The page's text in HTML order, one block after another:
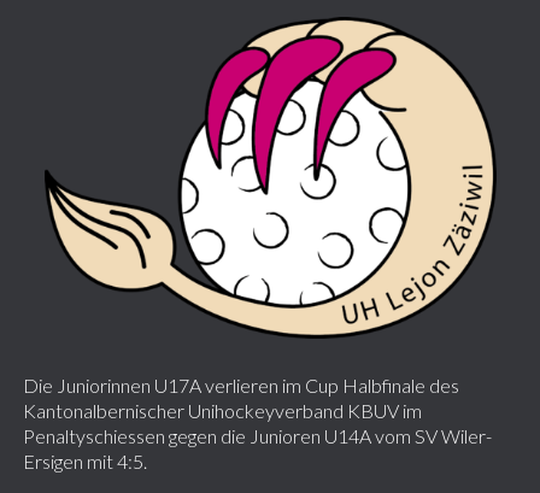
Die Juniorinnen U17A verlieren im Cup Halbfinale des
Kantonalbernischer Unihockeyverband KBUV im
Penaltyschiessen gegen die Junioren U14A vom SV Wiler-
Ersigen mit 4:5.